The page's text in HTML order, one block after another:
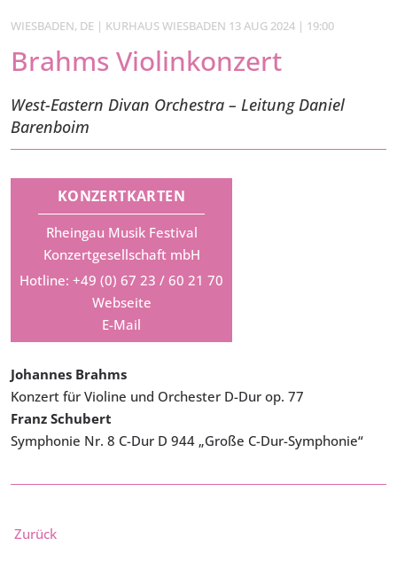
WIESBADEN, DE | KURHAUS WIESBADEN 13 AUG 2024 | 19:00
Brahms Violinkonzert
West-Eastern Divan Orchestra – Leitung Daniel
Barenboim
KONZERTKARTEN
Rheingau Musik Festival
Konzertgesellschaft mbH
Hotline: +49 (0) 67 23 / 60 21 70
Webseite
E-Mail
Johannes Brahms
Konzert für Violine und Orchester D-Dur op. 77
Franz Schubert
Symphonie Nr. 8 C-Dur D 944 „Große C-Dur-Symphonie“
Zurück